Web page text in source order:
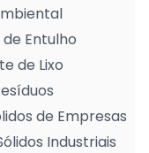
Entulho
de Lixo
de Empresas
Industriais